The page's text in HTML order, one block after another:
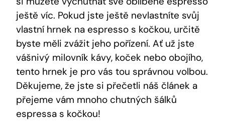
ještě víc. Pokud jste ještě nevlastníte svůj
vlastní hrnek na espresso s kočkou, určitě
byste měli zvážit jeho pořízení. Ať už jste
vášnivý milovník kávy, koček nebo obojího,
tento hrnek je pro vás tou správnou volbou.
Děkujeme, že jste si přečetli náš článek a
přejeme vám mnoho chutných šálků
espressa s kočkou!